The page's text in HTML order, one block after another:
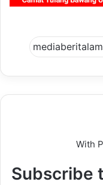
With
Subscribe